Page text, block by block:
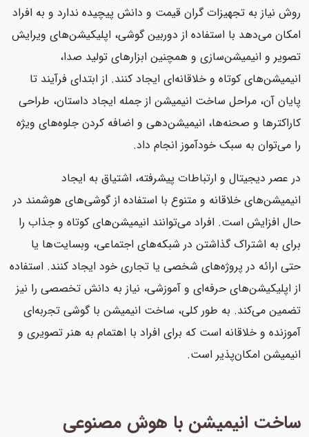
روش نیاز به تجهیزات گران قیمت و دانش پیچیده ندارد و به افراد
امکان می‌دهد با استفاده از دوربین گوشی، اپلیکیشن‌های ویرایش
تصویر و انیمیشن‌سازی و همچنین ابزارهای تولید صدا،
انیمیشن‌های کوتاه و خلاقانه‌ای ایجاد کنند. از ابتدای فرآیند تا
پایان آن، مراحل ساخت انیمیشن از جمله ایجاد داستان، طراحی
کاراکترها و صحنه‌ها، انیمیشن‌دهی و اضافه کردن جلوه‌های ویژه
را می‌توان به سبک خودآموز انجام داد.
در عصر دیجیتال و ارتباطات پیشرفته، اشتیاق به ایجاد
انیمیشن‌های خلاقانه و متنوع با استفاده از گوشی‌های هوشمند در
حال افزایش است. افراد می‌توانند انیمیشن‌های کوتاه و جذاب را
برای به اشتراک گذاشتن در شبکه‌های اجتماعی، وبسایت‌ها یا
حتی ارائه در پروژه‌های شخصی یا تجاری خود ایجاد کنند. استفاده
از اپلیکیشن‌های حرفه‌ای و آموزشی، نیاز به دانش تخصصی را نیز
تضمین می‌کند. به طور کلی، ساخت انیمیشن با گوشی تجربه‌ای
آموزنده و خلاقانه است که برای افراد با اهتمام به هنر تصویری و
انیمیشن امکان‌پذیر است.
ساخت انیمیشن با هوش مصنوعی